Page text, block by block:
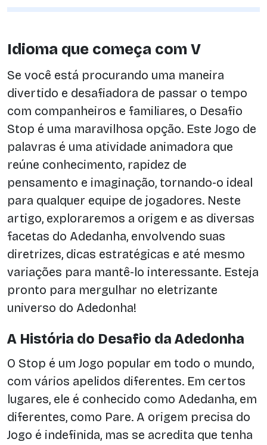
Idioma que começa com V
Se você está procurando uma maneira
divertido e desafiadora de passar o tempo
com companheiros e familiares, o Desafio
Stop é uma maravilhosa opção. Este Jogo de
palavras é uma atividade animadora que
reúne conhecimento, rapidez de
pensamento e imaginação, tornando-o ideal
para qualquer equipe de jogadores. Neste
artigo, exploraremos a origem e as diversas
facetas do Adedanha, envolvendo suas
diretrizes, dicas estratégicas e até mesmo
variações para mantê-lo interessante. Esteja
pronto para mergulhar no eletrizante
universo do Adedonha!
A História do Desafio da Adedonha
O Stop é um Jogo popular em todo o mundo,
com vários apelidos diferentes. Em certos
lugares, ele é conhecido como Adedanha, em
diferentes, como Pare. A origem precisa do
Jogo é indefinida, mas se acredita que tenha